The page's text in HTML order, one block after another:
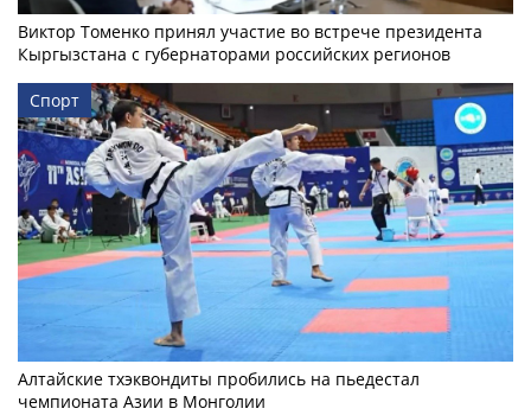
Виктор Томенко принял участие во встрече президента
Кыргызстана с губернаторами российских регионов
Спорт
Алтайские тхэквондиты пробились на пьедестал
чемпионата Азии в Монголии